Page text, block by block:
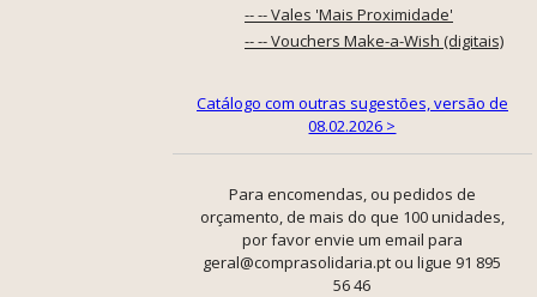
-- -- Vales 'Mais Proximidade'
-- -- Vouchers Make-a-Wish (digitais)
Catálogo com outras sugestões, versão de
08.02.2026 >
Para encomendas, ou pedidos de
orçamento, de mais do que 100 unidades,
por favor envie um email para
geral@comprasolidaria.pt ou ligue 91 895
56 46